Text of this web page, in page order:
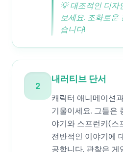
💡대조적인 디자
보세요. 조화로운
습니다!
2
내러티브 단서
캐릭터 애니메이션
기울이세요. 그들은
야기와 스프런키(스
전반적인 이야기에
공합니다. 관찰은 게